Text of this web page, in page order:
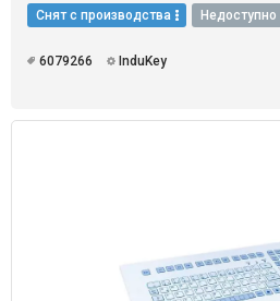
Снят с производства Недоступно
6079266 InduKey